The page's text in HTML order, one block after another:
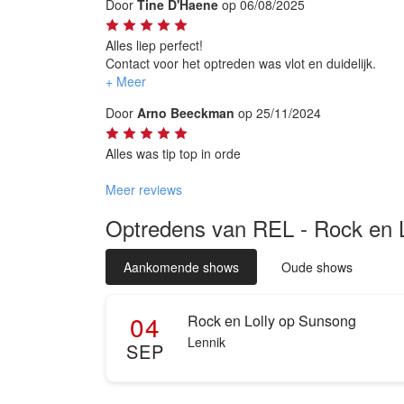
Door Tine D'Haene op 06/08/2025
Alles liep perfect!
Contact voor het optreden was vlot en duidelijk.
Optreden was dik in orde! Heel leuk! Goede artiesten!
Dikke aanrader!
Door Arno Beeckman op 25/11/2024
Alles was tip top in orde
Meer reviews
Optredens van REL - Rock en
Aankomende shows Oude shows
04
SEP
Rock en Lolly op Sunsong
Lennik